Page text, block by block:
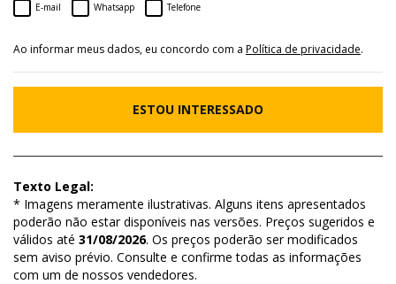
E-mail Whatsapp Telefone
Ao informar meus dados, eu concordo com a Política de privacidade.
ESTOU INTERESSADO
Texto Legal:
* Imagens meramente ilustrativas. Alguns itens apresentados
poderão não estar disponíveis nas versões. Preços sugeridos e
válidos até 31/08/2026. Os preços poderão ser modificados
sem aviso prévio. Consulte e confirme todas as informações
com um de nossos vendedores.